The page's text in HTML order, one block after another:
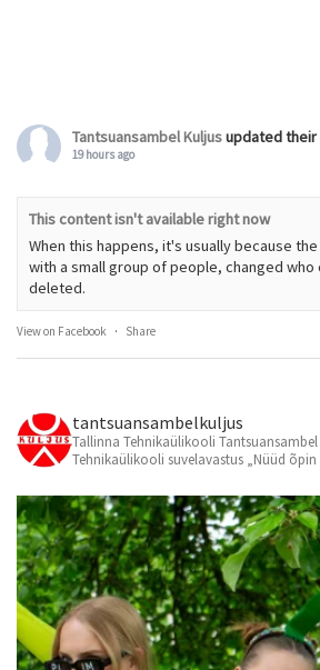
Tantsuansambel Kuljusupdated their
19 hours ago
This content isn't available right now
When this happens, it's usually because
with a small group of people, changed
deleted.
View on Facebook · Share
tantsuansambelkuljus
Tallinna Tehnikaülikooli Tantsuansambel
Tehnikaülikooli suvelavastus „Nüüd õpin